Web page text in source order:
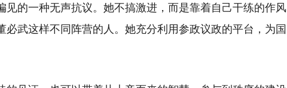
见的一种无声抗议。她不搞激进，而是靠着自己干练的作风
武这样不同阵营的人。她充分利用参政议政的平台，为国